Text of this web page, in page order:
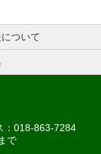
ついて
：018-863-7284
で